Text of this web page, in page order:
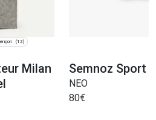
(12)
Milan
Semnoz Sport
NEO
80€